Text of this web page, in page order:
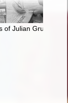
rodzina :
of Julian Gruner :